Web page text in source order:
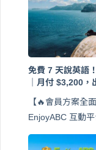
免費 7 天說英語
｜月付 $3,200
【🔥會員方案全
EnjoyABC 互動